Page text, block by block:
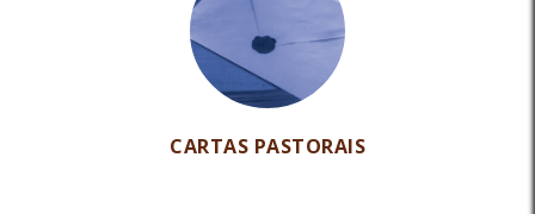
CARTAS PASTORAIS